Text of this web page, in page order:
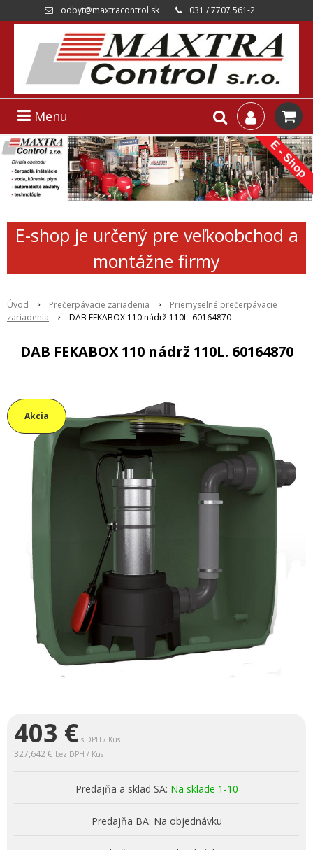
odbyt@maxtracontrol.sk 031 / 7707 561-2
Menu
E-shop je určený pre veľkoobchod a
montážne firmy
Úvod Prečerpávacie zariadenia
Priemyselné prečerpávacie
zariadenia
DAB FEKABOX 110 nádrž 110L. 60164870
DAB FEKABOX 110 nádrž 110L. 60164870
Akcia
403 € s DPH / Kus
327,642 € bez DPH / Kus
Predajňa a sklad SA: Na sklade 1-10
Predajňa BA: Na objednávku